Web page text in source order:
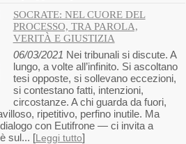
SOCRATE: NEL CUORE DEL
PROCESSO, TRA PAROLA,
VERITÀ E GIUSTIZIA
06/03/2021 Nei tribunali si discute. A
lungo, a volte all’infinito. Si ascoltano
tesi opposte, si sollevano eccezioni,
si contestano fatti, intenzioni,
circostanze. A chi guarda da fuori,
ripetitivo, perfino inutile. Ma
con Eutifrone — ci invita a
sul... [Leggi tutto]